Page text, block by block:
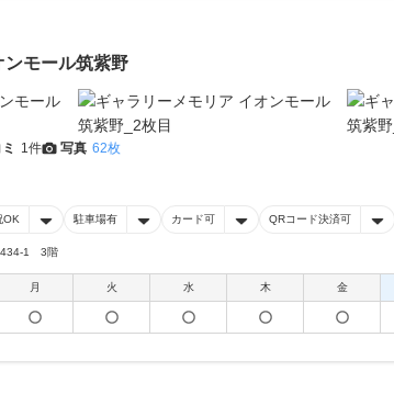
ンモール筑紫野
1件 写真 62枚
OK 駐車場有 カード可 QRコード決済可
434-1 3階
月
火 水 木 金